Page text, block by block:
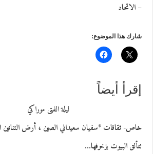
– الاتحاد
شارك هذا الموضوع:
إقرأ أيضاً
ليلة الفتى موراكي
خاص- ثقافات *سفيان سعيداني الصين ، أرض التنانين
تتألق البيوت بزخرفها…